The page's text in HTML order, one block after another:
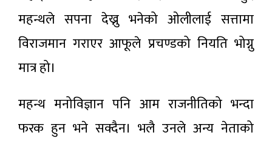
महन्थले सपना देख्नु भनेको ओलीलाई सत्तामा
विराजमान गराएर आफूले प्रचण्डको नियति भोग्नु
मात्र हो।
महन्थ मनोविज्ञान पनि आम राजनीतिको भन्दा
फरक हुन भने सक्दैन। भलै उनले अन्य नेताको